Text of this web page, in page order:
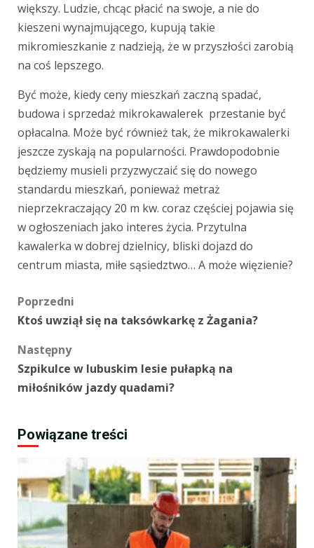
większy. Ludzie, chcąc płacić na swoje, a nie do
kieszeni wynajmującego, kupują takie
mikromieszkanie z nadzieją, że w przyszłości zarobią
na coś lepszego.
Być może, kiedy ceny mieszkań zaczną spadać,
budowa i sprzedaż mikrokawalerek przestanie być
opłacalna. Może być również tak, że mikrokawalerki
jeszcze zyskają na popularności. Prawdopodobnie
będziemy musieli przyzwyczaić się do nowego
standardu mieszkań, ponieważ metraż
nieprzekraczający 20 m kw. coraz częściej pojawia się
w ogłoszeniach jako interes życia. Przytulna
kawalerka w dobrej dzielnicy, bliski dojazd do
centrum miasta, miłe sąsiedztwo… A może więzienie?
Zobacz
wpisy
Poprzedni
Ktoś uwziął się na taksówkarkę z Żagania?
Następny
Szpikulce w lubuskim lesie pułapką na
miłośników jazdy quadami?
Powiązane treści